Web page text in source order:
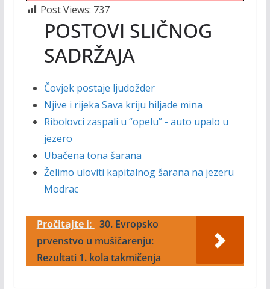
Post Views: 737
POSTOVI SLIČNOG
SADRŽAJA
Čovjek postaje ljudožder
Njive i rijeka Sava kriju hiljade mina
Ribolovci zaspali u “opelu” - auto upalo u
jezero
Ubačena tona šarana
Želimo uloviti kapitalnog šarana na jezeru
Modrac
Pročitajte i: 30. Evropsko
prvenstvo u mušičarenju:
Rezultati 1. kola takmičenja